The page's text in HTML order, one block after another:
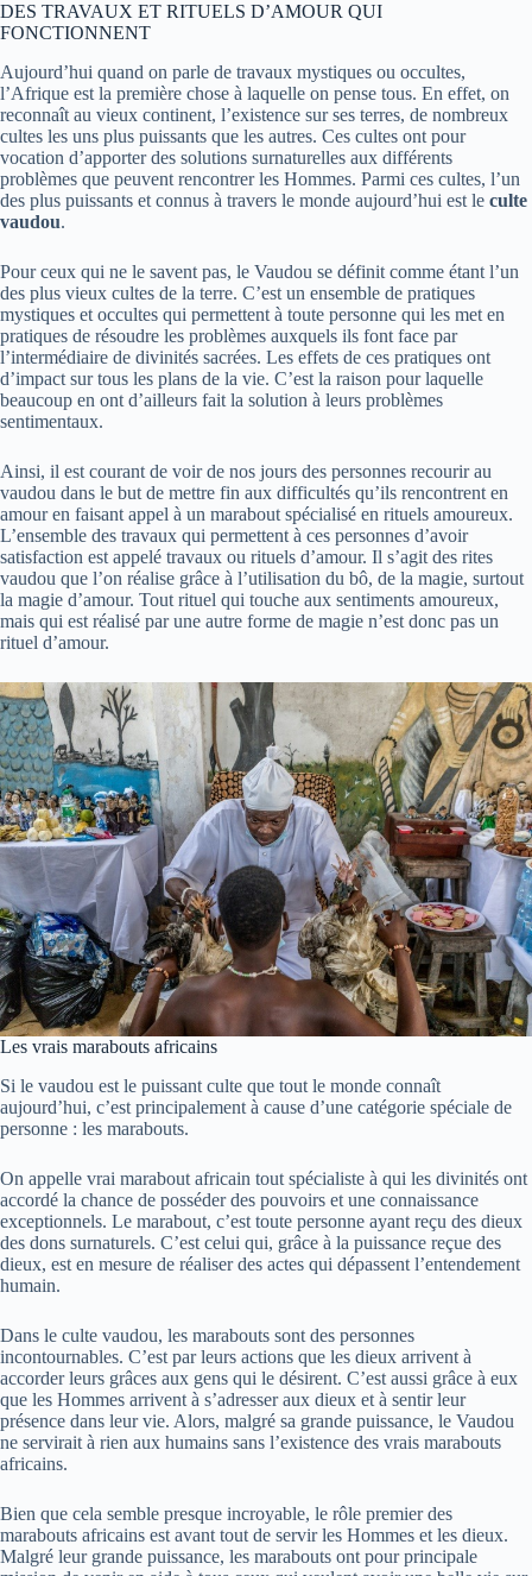
DES TRAVAUX ET RITUELS D’AMOUR QUI
FONCTIONNENT
Aujourd’hui quand on parle de travaux mystiques ou occultes,
l’Afrique est la première chose à laquelle on pense tous. En effet, on
reconnaît au vieux continent, l’existence sur ses terres, de nombreux
cultes les uns plus puissants que les autres. Ces cultes ont pour
vocation d’apporter des solutions surnaturelles aux différents
problèmes que peuvent rencontrer les Hommes. Parmi ces cultes, l’un
des plus puissants et connus à travers le monde aujourd’hui est le culte
vaudou.
Pour ceux qui ne le savent pas, le Vaudou se définit comme étant l’un
des plus vieux cultes de la terre. C’est un ensemble de pratiques
mystiques et occultes qui permettent à toute personne qui les met en
pratiques de résoudre les problèmes auxquels ils font face par
l’intermédiaire de divinités sacrées. Les effets de ces pratiques ont
d’impact sur tous les plans de la vie. C’est la raison pour laquelle
beaucoup en ont d’ailleurs fait la solution à leurs problèmes
sentimentaux.
Ainsi, il est courant de voir de nos jours des personnes recourir au
vaudou dans le but de mettre fin aux difficultés qu’ils rencontrent en
amour en faisant appel à un marabout spécialisé en rituels amoureux.
L’ensemble des travaux qui permettent à ces personnes d’avoir
satisfaction est appelé travaux ou rituels d’amour. Il s’agit des rites
vaudou que l’on réalise grâce à l’utilisation du bô, de la magie, surtout
la magie d’amour. Tout rituel qui touche aux sentiments amoureux,
mais qui est réalisé par une autre forme de magie n’est donc pas un
rituel d’amour.
Les vrais marabouts africains
Si le vaudou est le puissant culte que tout le monde connaît
aujourd’hui, c’est principalement à cause d’une catégorie spéciale de
personne : les marabouts.
On appelle vrai marabout africain tout spécialiste à qui les divinités ont
accordé la chance de posséder des pouvoirs et une connaissance
exceptionnels. Le marabout, c’est toute personne ayant reçu des dieux
des dons surnaturels. C’est celui qui, grâce à la puissance reçue des
dieux, est en mesure de réaliser des actes qui dépassent l’entendement
humain.
Dans le culte vaudou, les marabouts sont des personnes
incontournables. C’est par leurs actions que les dieux arrivent à
accorder leurs grâces aux gens qui le désirent. C’est aussi grâce à eux
que les Hommes arrivent à s’adresser aux dieux et à sentir leur
présence dans leur vie. Alors, malgré sa grande puissance, le Vaudou
ne servirait à rien aux humains sans l’existence des vrais marabouts
africains.
Bien que cela semble presque incroyable, le rôle premier des
marabouts africains est avant tout de servir les Hommes et les dieux.
Malgré leur grande puissance, les marabouts ont pour principale